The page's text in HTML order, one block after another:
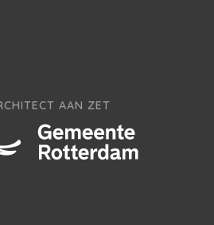
AAN ZET